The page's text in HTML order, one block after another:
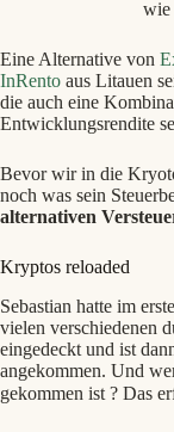
wie
Eine Alternative von
InRento aus Litauen
die auch eine
Entwicklungsrendite
Bevor wir in die
noch was sein
alternativen
Kryptos reloaded
Sebastian hatte im
vielen verschiedenen
eingedeckt und ist
angekommen. Und
gekommen ist ? Das